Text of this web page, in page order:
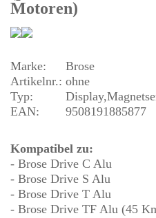
Motoren)
Marke:
Brose
Artikelnr.: ohne
Typ:
EAN:
9508191885877
Kompatibel zu:
- Brose Drive C Alu
- Brose Drive S Alu
- Brose Drive T Alu
- Brose Drive TF Alu (45